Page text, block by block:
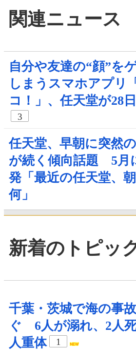
関連ニュース
自分や友達の“顔”を
しまうスマホアプリ
コ！」、任天堂が28
3
任天堂、早朝に突然
が続く傾向話題 5月
発「最近の任天堂、
何」
新着のトピッ
千葉・茨城で海の事
ぐ 6人が溺れ、2人
人重体
1